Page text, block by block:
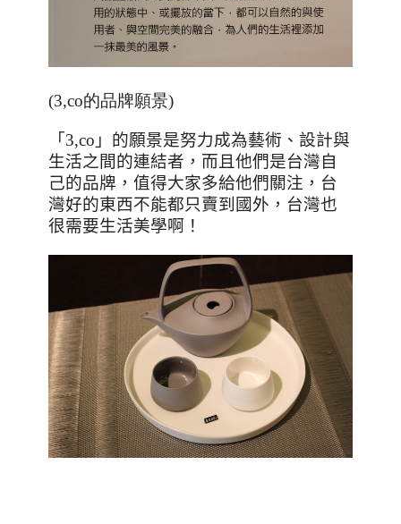
(3,co的品牌願景)
「3,co 」的願景是努力成為藝術、設計與
生活之間的連結者，而且他們是台灣自
己的品牌，值得大家多給他們關注，台
灣好的東西不能都只賣到國外，台灣也
很需要生活美學啊！